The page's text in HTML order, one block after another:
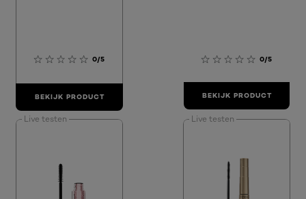
0/5
BEKIJK PRODUCT
0/5
BEKIJK PRODUCT
Live testen Live testen